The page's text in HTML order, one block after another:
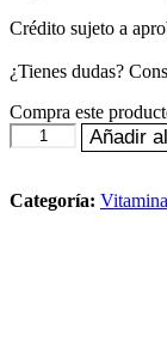
Crédito sujeto a
¿Tienes dudas?
Compra este
Double
Wood
de
Añadir
Categoría: